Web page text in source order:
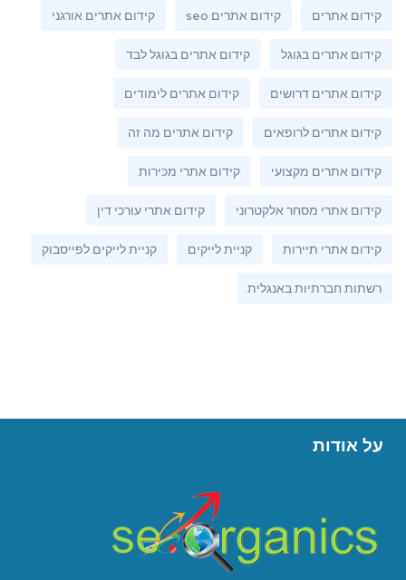
קידום אתרים קידום אתרים seo קידום אתרים אורגני
קידום אתרים בגוגל קידום אתרים בגוגל לבד
קידום אתרים דרושים קידום אתרים לימודים
קידום אתרים לרופאים קידום אתרים מה זה
קידום אתרים מקצועי קידום אתרי מכירות
קידום אתרי מסחר אלקטרוני קידום אתרי עורכי דין
קידום אתרי תיירות קניית לייקים קניית לייקים לפייסבוק
רשתות חברתיות באנגלית
על אודות